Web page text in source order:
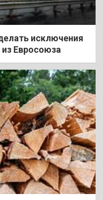
исключения
из Евросоюза